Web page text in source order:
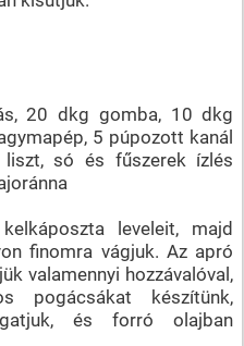
20 dkg gomba, 10 dkg
5 púpozott kanál
liszt, só és fűszerek ízlés
leveleit, majd
finomra vágjuk. Az apró
valamennyi hozzávalóval,
pogácsákat készítünk,
és forró olajban